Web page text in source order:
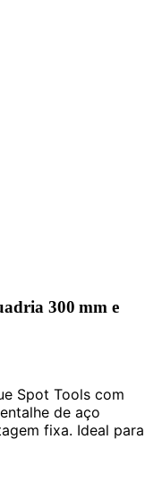
300 mm e
Spot Tools com
de aço
fixa. Ideal para